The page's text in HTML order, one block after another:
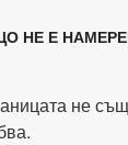
НЕ Е
не